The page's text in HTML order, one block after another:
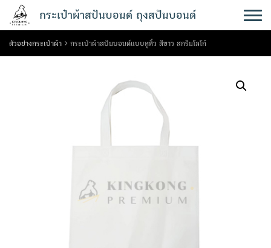
content
กระเป๋าผ้าสปันบอนด์ ถุงสปันบอนด์
ตัวอย่างกระเป๋าผ้า กระเป๋าผ้าสปันบอนด์แบบหูหิ้ว สีขาว สกรีนโลโก้